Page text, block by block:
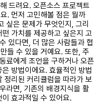
드려요. 오픈소스 프로젝트
. 먼저 고민해볼 점은 뭘까
싶은 문제가 무엇인지, 그리
가치를 제공하고 싶은지 고
있다면, 더 많은 사람들과 협
들 수 있을 거예요. 또한, 주
료에게 조언을 구하거나 오픈
방법이에요. 효율적인 방법
정리된 커리큘럼을 따라가 보
라면, 기존의 배경지식을 활
효과적일 수 있어요.